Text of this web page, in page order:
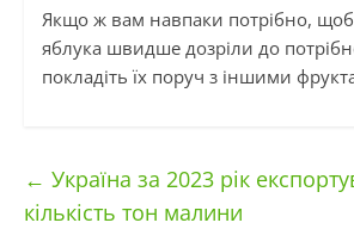
Якщо ж вам навпаки потрібно,
яблука швидше дозріли до
покладіть їх поруч з іншими
← Україна за 2023 рік
кількість тон малини